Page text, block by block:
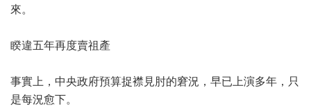
來。
睽違五年再度賣祖產
事實上，中央政府預算捉襟見肘的窘況，早已上演多年，只
是每況愈下。